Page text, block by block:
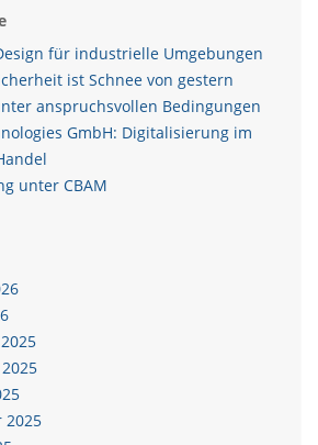
für industrielle Umgebungen
ist Schnee von gestern
anspruchsvollen Bedingungen
GmbH: Digitalisierung im
unter CBAM
2025